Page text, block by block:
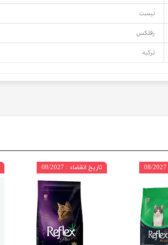
نیست
رفلکس
ترکیه
تاریخ انقضاء : 08/2027